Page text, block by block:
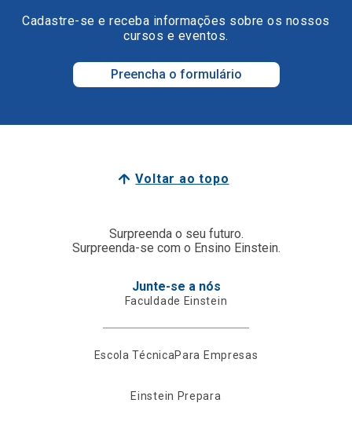
Cadastre-se e receba informações sobre os nossos
cursos e eventos.
Preencha o formulário
Voltar ao topo
Surpreenda o seu futuro.
Surpreenda-se com o Ensino Einstein.
Junte-se a nós
Faculdade Einstein
Escola TécnicaPara Empresas
Einstein Prepara